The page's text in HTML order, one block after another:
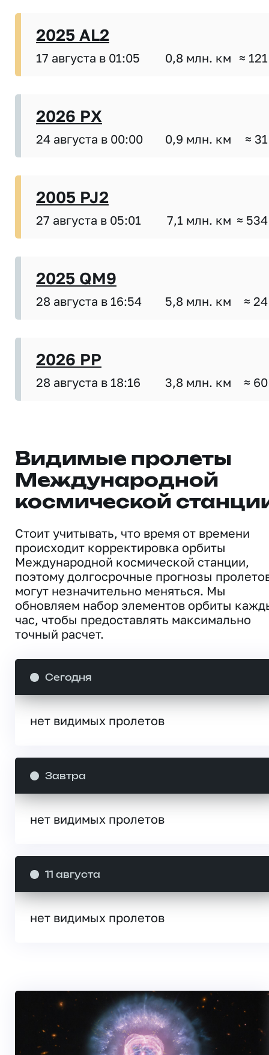
2025 AL2
17 августа в 01:05 0,8 млн. км ≈
2026 PX
24 августа в 00:00 0,9 млн. км ≈
2005 PJ2
27 августа в 05:01 7,1 млн. км ≈
2025 QM9
28 августа в 16:54 5,8 млн. км ≈
2026 PP
28 августа в 18:16 3,8 млн. км ≈
Видимые пролеты
Международной
космической
Стоит учитывать, что время от времени
происходит корректировка орбиты
Международной космической станции,
поэтому долгосрочные прогнозы
могут незначительно меняться. Мы
обновляем набор элементов орбиты
час, чтобы предоставлять максимально
точный расчет.
Сегодня
нет видимых пролетов
Завтра
нет видимых пролетов
11 августа
нет видимых пролетов